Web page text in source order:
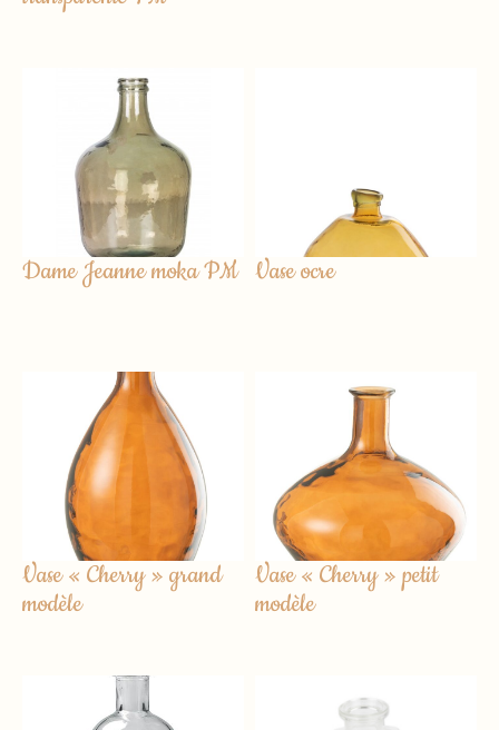
Dame Jeanne moka PM Vase ocre
Vase « Cherry » grand
modèle
Vase « Cherry » petit
modèle